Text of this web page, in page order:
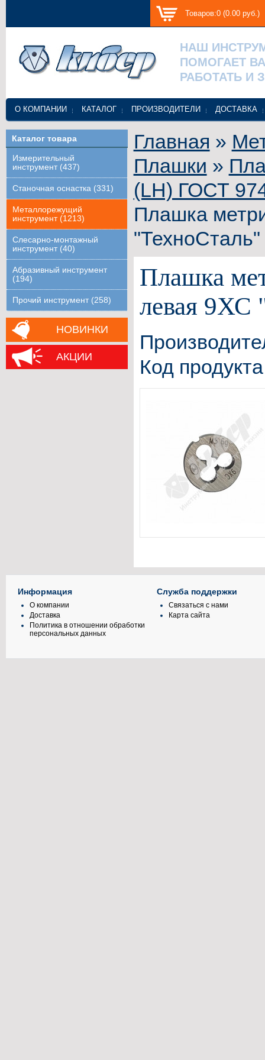
Товаров:0 (0.00 руб.)
НАШ
ПОМОГАЕТ
РАБОТАТЬ И
О КОМПАНИИ КАТАЛОГ ПРОИЗВОДИТЕЛИ ДОСТАВКА
Каталог товара
Измерительный
инструмент (437)
Станочная оснастка (331)
Металлорежущий
инструмент (1213)
Слесарно-монтажный
инструмент (40)
Абразивный инструмент
(194)
Прочий инструмент (258)
НОВИНКИ
АКЦИИ
Главная »
Плашки »
(LH) ГОСТ
Плашка
"ТехноСталь"
Плашка
левая 9ХС
Код
Информация
О компании
Доставка
Политика в отношении обработки
персональных данных
Служба поддержки
Связаться с нами
Карта сайта